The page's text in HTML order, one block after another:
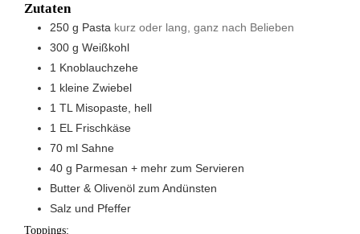
Zutaten
250 g Pasta kurz oder lang, ganz nach Belieben
300 g Weißkohl
1 Knoblauchzehe
1 kleine Zwiebel
1 TL Misopaste, hell
1 EL Frischkäse
70 ml Sahne
40 g Parmesan + mehr zum Servieren
Butter & Olivenöl zum Andünsten
Salz und Pfeffer
Toppings: